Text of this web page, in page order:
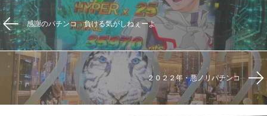
感謝のパチンコ 負ける気がしねぇーよ
２０２２年・悪ノリパチンコ